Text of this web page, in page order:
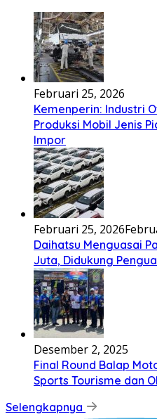
Februari 25, 2026
Kemenperin: Industri
Produksi Mobil Jenis
Impor
Februari 25, 2026
Daihatsu Menguasai
Juta, Didukung
Desember 2, 2025
Final Round Balap
Sports Tourisme dan
Selengkapnya